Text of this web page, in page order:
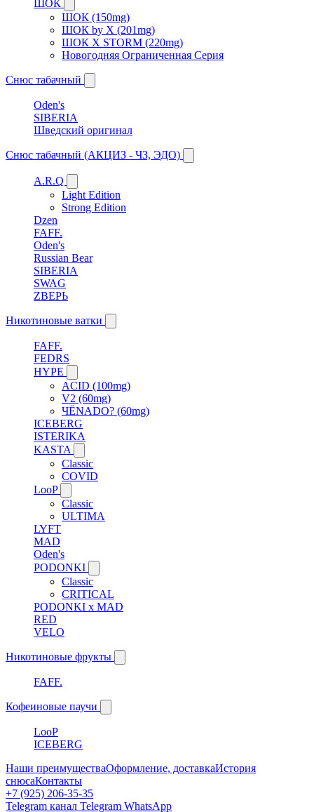
ШОК
ШОК (150mg)
ШОК by X (201mg)
ШОК X STORM (220mg)
Новогодняя Ограниченная Серия
Снюс табачный
Oden's
SIBERIA
Шведский оригинал
Снюс табачный (АКЦИЗ - ЧЗ, ЭДО)
A.R.Q
Light Edition
Strong Edition
Dzen
FAFF.
Oden's
Russian Bear
SIBERIA
SWAG
ZВЕРЬ
Никотиновые ватки
FAFF.
FEDRS
HYPE
ACID (100mg)
V2 (60mg)
ЧЁNADO? (60mg)
ICEBERG
ISTERIKA
KASTA
Classic
COVID
LooP
Classic
ULTIMA
LYFT
MAD
Oden's
PODONKI
Classic
CRITICAL
PODONKI x MAD
RED
VELO
Никотиновые фрукты
FAFF.
Кофеиновые паучи
LooP
ICEBERG
Наши преимуществаОформление, доставкаИстория
снюсаКонтакты
+7 (925) 206-35-35
Telegram канал Telegram WhatsApp